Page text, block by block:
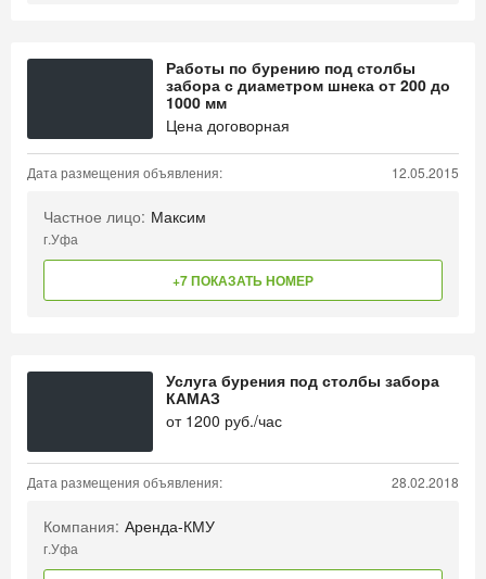
Работы по бурению под столбы
забора с диаметром шнека от 200 до
1000 мм
Цена договорная
Дата размещения объявления: 12.05.2015
Частное лицо: Максим
г.Уфа
+7 ПОКАЗАТЬ НОМЕР
Услуга бурения под столбы забора
КАМАЗ
от 1200 руб./час
Дата размещения объявления: 28.02.2018
Компания: Аренда-КМУ
г.Уфа